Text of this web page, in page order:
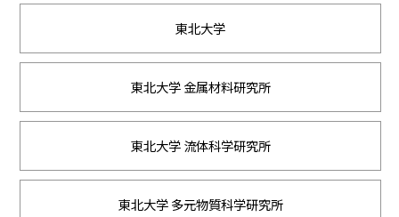
東北大学
東北大学 金属材料研究所
東北大学 流体科学研究所
東北大学 多元物質科学研究所